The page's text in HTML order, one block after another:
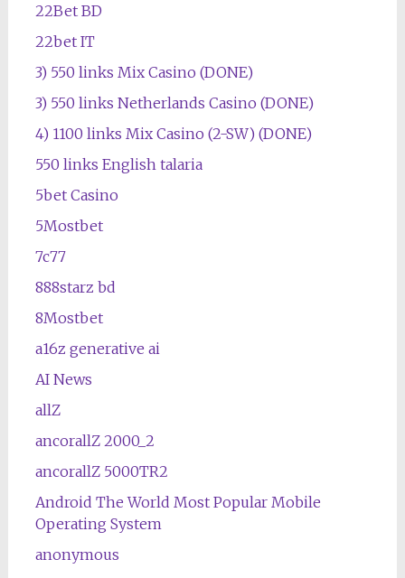
22Bet BD
22bet IT
3) 550 links Mix Casino (DONE)
3) 550 links Netherlands Casino (DONE)
4) 1100 links Mix Casino (2-SW) (DONE)
550 links English talaria
5bet Casino
5Mostbet
7c77
888starz bd
8Mostbet
a16z generative ai
AI News
allZ
ancorallZ 2000_2
ancorallZ 5000TR2
Android The World Most Popular Mobile
Operating System
anonymous